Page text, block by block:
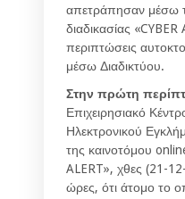
απετράπησαν μέσω
διαδικασίας
περιπτώσεις
μέσω Διαδικτύου.
Στην πρώτη
Επιχειρησιακό
Ηλεκτρονικού
της καινοτόμου
ALERT», χθες (21-
ώρες, ότι άτομο το